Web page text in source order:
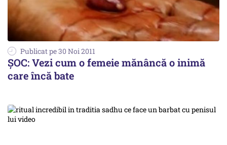
Publicat pe 30 Noi 2011
ȘOC: Vezi cum o femeie mănâncă o inimă
care încă bate